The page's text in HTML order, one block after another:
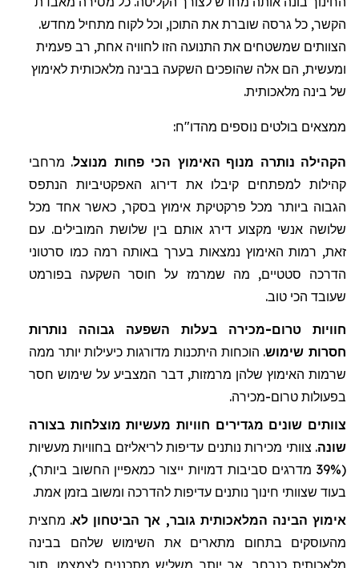
הקשר, כל גרסה שוברת את התוכן, וכל לקוח מתחיל מחדש.
הצוותים שמשטחים את התנועה הזו לחוויה אחת, רב פעמית
ומעשית, הם אלה שהופכים השקעה בבינה מלאכותית לאימוץ
של בינה מלאכותית.
ממצאים בולטים נוספים מהדו"ח:
הקהילה נותרה מנוף האימוץ הכי פחות מנוצל. מרחבי
קהילות למפתחים קיבלו את דירוג האפקטיביות הנתפס
הגבוה ביותר מכל פרקטיקת אימוץ בסקר, כאשר אחד מכל
שלושה אנשי מקצוע דירג אותם בין שלושת המובילים. עם
זאת, רמות האימוץ נמצאות בערך באותה רמה כמו סרטוני
הדרכה סטטיים, מה שמרמז על חוסר השקעה בפורמט
שעובד הכי טוב.
חוויות טרום-מכירה בעלות השפעה גבוהה נותרות
חסרות שימוש. הוכחות היתכנות מדורגות כיעילות יותר ממה
שרמות האימוץ שלהן מרמזות, דבר המצביע על שימוש חסר
בפעולות טרום-מכירה.
צוותים שונים מגדירים חוויות מעשיות מוצלחות בצורה
שונה. צוותי מכירות נותנים עדיפות לריאליזם בחוויות מעשיות
(39% מדרגים סביבות דמויות ייצור כמאפיין החשוב ביותר),
בעוד שצוותי חינוך נותנים עדיפות להדרכה ומשוב בזמן אמת.
אימוץ הבינה המלאכותית גובר, אך הביטחון לא. מחצית
מהעוסקים בתחום מתארים את השימוש שלהם בבינה
מלאכותית כנרחב, אך יותר משליש מתכננים לצמצמו, תוך